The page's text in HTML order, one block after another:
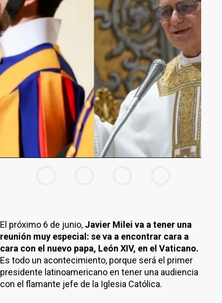
El próximo 6 de junio, Javier Milei va a tener una
reunión muy especial: se va a encontrar cara a
cara con el nuevo papa, León XIV, en el Vaticano.
Es todo un acontecimiento, porque será el primer
presidente latinoamericano en tener una audiencia
con el flamante jefe de la Iglesia Católica.